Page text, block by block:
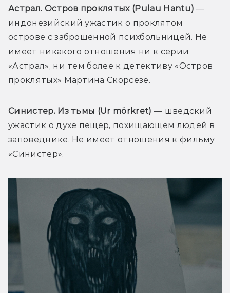
Астрал. Остров проклятых (Pulau Hantu) —
индонезийский ужастик о проклятом
острове с заброшенной психбольницей. Не
имеет никакого отношения ни к серии
«Астрал», ни тем более к детективу «Остров
проклятых» Мартина Скорсезе.
Синистер. Из тьмы (Ur mörkret) — шведский
ужастик о духе пещер, похищающем людей в
заповеднике. Не имеет отношения к фильму
«Синистер».